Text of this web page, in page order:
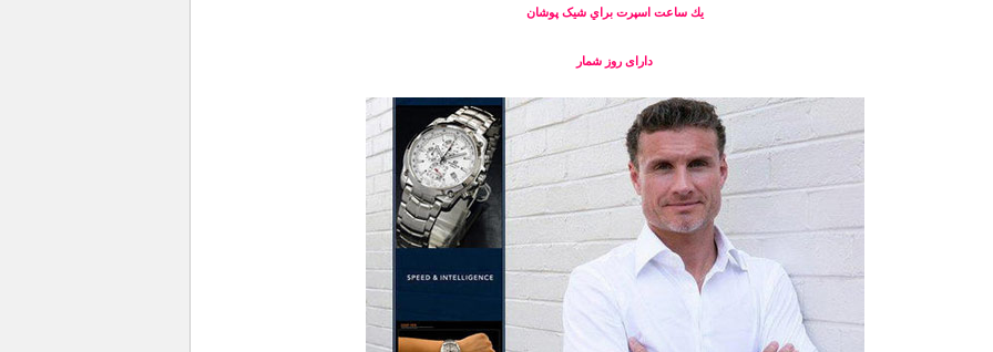
يك ساعت اسپرت براي شیک پوشان
دارای روز شمار